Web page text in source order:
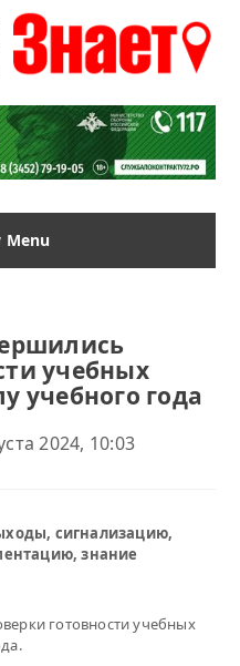
Menu
учебных
учебного года
2024, 10:03
сигнализацию,
знание
готовности учебных